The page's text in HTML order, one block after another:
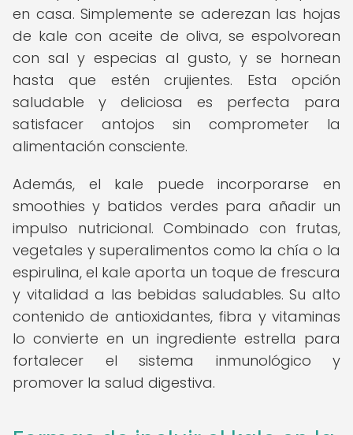
en casa. Simplemente se aderezan las hojas
de kale con aceite de oliva, se espolvorean
con sal y especias al gusto, y se hornean
hasta que estén crujientes. Esta opción
saludable y deliciosa es perfecta para
satisfacer antojos sin comprometer la
alimentación consciente.
Además, el kale puede incorporarse en
smoothies y batidos verdes para añadir un
impulso nutricional. Combinado con frutas,
vegetales y superalimentos como la chía o la
espirulina, el kale aporta un toque de frescura
y vitalidad a las bebidas saludables. Su alto
contenido de antioxidantes, fibra y vitaminas
lo convierte en un ingrediente estrella para
fortalecer el sistema inmunológico y
promover la salud digestiva.